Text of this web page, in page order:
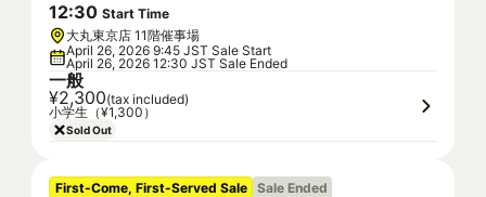
12:30 Start Time
大丸東京店 11階催事場
April 26, 2026 9:45 JST Sale Start
April 26, 2026 12:30 JST Sale Ended
一般
¥2,300(tax included)
小学生（¥1,300）
Sold Out
First-Come, First-Served Sale Sale Ended